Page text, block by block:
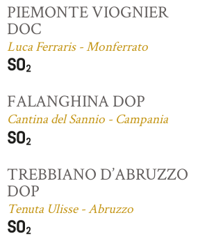
PIEMONTE VIOGNIER
DOC
Luca Ferraris - Monferrato
FALANGHINA DOP
Cantina del Sannio - Campania
TREBBIANO D’ABRUZZO
DOP
Tenuta Ulisse - Abruzzo